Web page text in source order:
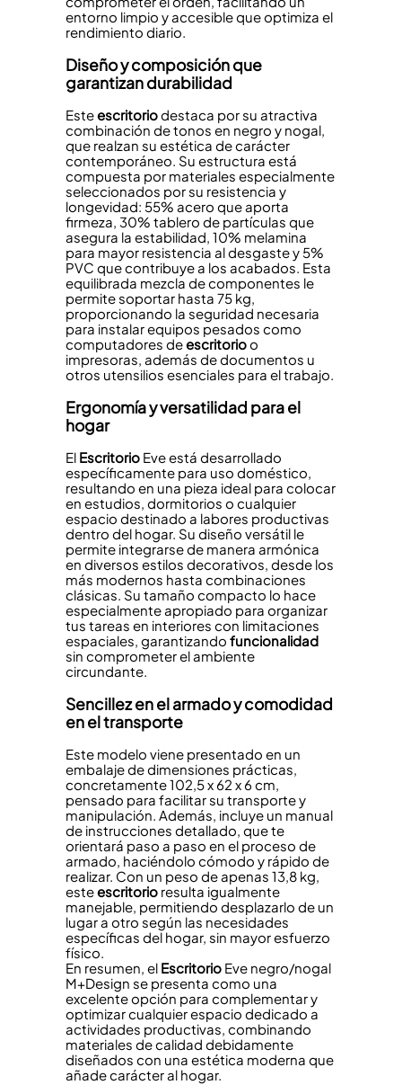
entorno limpio y accesible que optimiza el
rendimiento diario.
Diseño y composición que
garantizan durabilidad
Esteescritoriodestaca por su atractiva
combinación de tonos en negro y nogal,
que realzan su estética de carácter
contemporáneo. Su estructura está
compuesta por materiales especialmente
seleccionados por su resistencia y
longevidad: 55% acero que aporta
firmeza, 30% tablero de partículas que
asegura la estabilidad, 10% melamina
para mayor resistencia al desgaste y 5%
PVC que contribuye a los acabados. Esta
equilibrada mezcla de componentes le
permite soportar hasta 75 kg,
proporcionando la seguridad necesaria
para instalar equipos pesados como
computadores deescritorioo
impresoras, además de documentos u
otros utensilios esenciales para el trabajo.
Ergonomía y versatilidad para el
hogar
El EscritorioEve está desarrollado
específicamente para uso doméstico,
resultando en una pieza ideal para colocar
en estudios, dormitorios o cualquier
espacio destinado a labores productivas
dentro del hogar. Su diseño versátil le
permite integrarse de manera armónica
en diversos estilos decorativos, desde los
más modernos hasta combinaciones
clásicas. Su tamaño compacto lo hace
especialmente apropiado para organizar
tus tareas en interiores con limitaciones
espaciales, garantizando funcionalidad
sin comprometer el ambiente
circundante.
Sencillez en el armado y comodidad
en el transporte
Este modelo viene presentado en un
embalaje de dimensiones prácticas,
concretamente 102,5 x 62 x 6 cm,
pensado para facilitar su transporte y
manipulación. Además, incluye un manual
de instrucciones detallado, que te
orientará paso a paso en el proceso de
armado, haciéndolo cómodo y rápido de
realizar. Con un peso de apenas 13,8 kg,
esteescritorioresulta igualmente
manejable, permitiendo desplazarlo de un
lugar a otro según las necesidades
específicas del hogar, sin mayor esfuerzo
físico.
En resumen, el EscritorioEve negro/nogal
M+Design se presenta como una
excelente opción para complementar y
optimizar cualquier espacio dedicado a
actividades productivas, combinando
materiales de calidad debidamente
diseñados con una estética moderna que
añade carácter al hogar.